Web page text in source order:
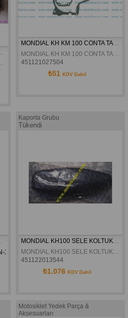
451121027504
₺51 KDV Dahil
X, HCT-S, SFC-EX, MFH, SFC-AX, UKH,
Kaporta Grubu
Tükendi
451122013544
₺1.076 KDV Dahil
Motosiklet Yedek Parça &
Aksesuarları